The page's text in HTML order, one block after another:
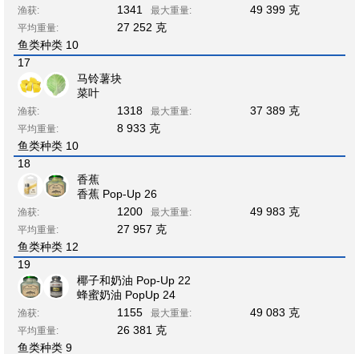
渔获: 1341 最大重量: 49 399 克
平均重量:
27 252 克
鱼类种类 10
17
马铃薯块
菜叶
渔获: 1318 最大重量: 37 389 克
平均重量:
8 933 克
鱼类种类 10
18
香蕉
香蕉 Pop-Up 26
渔获: 1200 最大重量: 49 983 克
平均重量:
27 957 克
鱼类种类 12
19
椰子和奶油 Pop-Up 22
蜂蜜奶油 PopUp 24
渔获: 1155 最大重量: 49 083 克
平均重量:
26 381 克
鱼类种类 9